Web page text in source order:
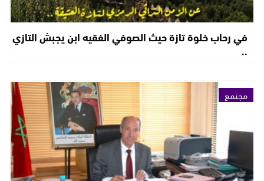
في رحاب خلوة تازة حيث الصوفي الفقيه ابن يجبش التازي
..
مجتمع